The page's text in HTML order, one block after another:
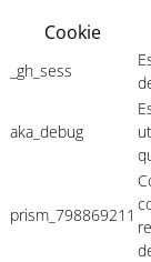
Cookie
_gh_sess
aka_debug
prism_798869211